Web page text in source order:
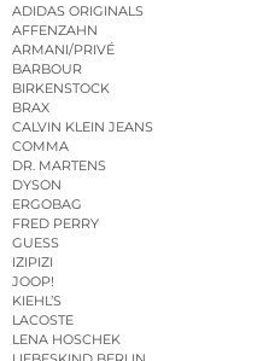
ADIDAS ORIGINALS
AFFENZAHN
ARMANI/PRIVÉ
BARBOUR
BIRKENSTOCK
BRAX
CALVIN KLEIN JEANS
COMMA
DR. MARTENS
DYSON
ERGOBAG
FRED PERRY
GUESS
IZIPIZI
JOOP!
KIEHL’S
LACOSTE
LENA HOSCHEK